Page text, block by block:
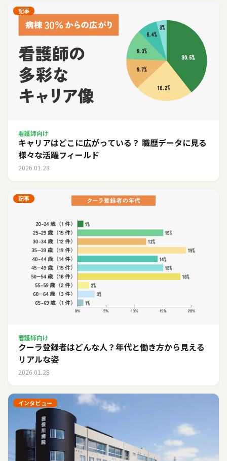
記事
看護師向け
キャリアはどこに広がっている？ 職歴データに見る
様々な活躍フィールド
2026.01.28
記事
看護師向け
クーラ登録者はどんな人？年代と働き方から見える
リアルな姿
2026.01.28
インタビュー